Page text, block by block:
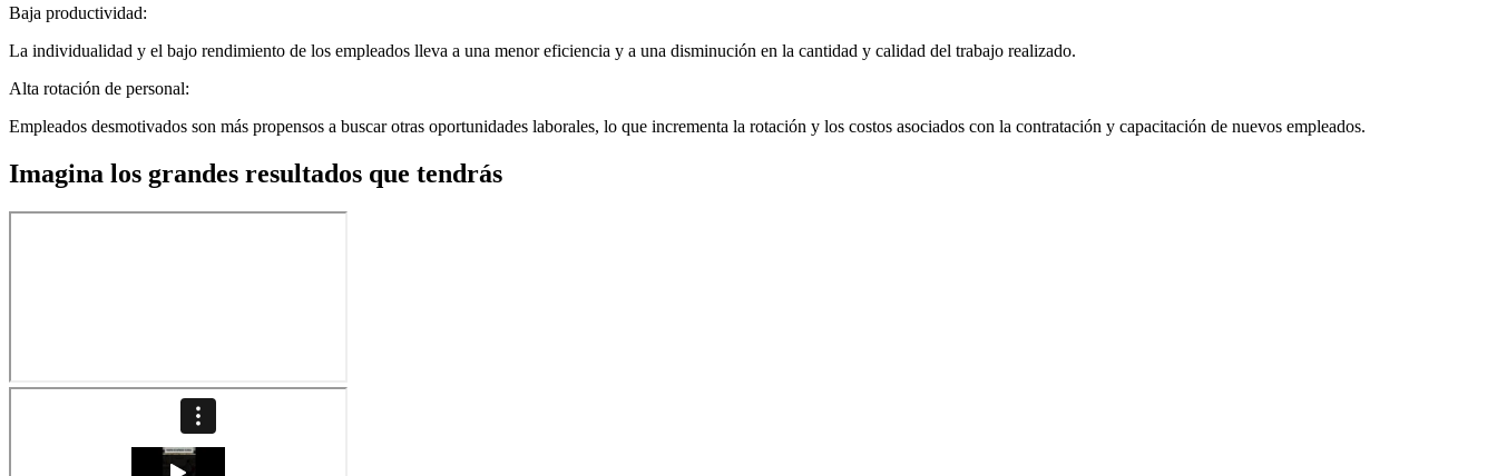
Baja productividad:
La individualidad y el bajo rendimiento de los empleados lleva a una menor eficiencia y a una disminución en la cantidad y calidad del trabajo realizado.
Alta rotación de personal:
Empleados desmotivados son más propensos a buscar otras oportunidades laborales, lo que incrementa la rotación y los costos asociados con la contratación y capacitación de nuevos empleados.
Imagina los grandes resultados que tendrás